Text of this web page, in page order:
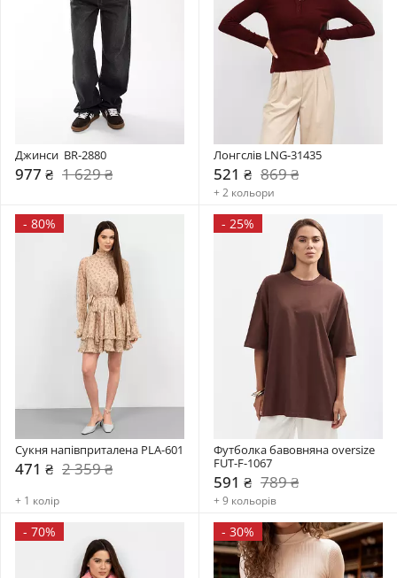
Джинси  BR-2880
977 ₴ 1 629 ₴
Лонгслів LNG-31435
521 ₴ 869 ₴
+ 2 кольори
- 80%
Сукня напівприталена PLA-601
471 ₴ 2 359 ₴
+ 1 колір
- 25%
Футболка бавовняна oversize
FUT-F-1067
591 ₴ 789 ₴
+ 9 кольорів
- 70% - 30%